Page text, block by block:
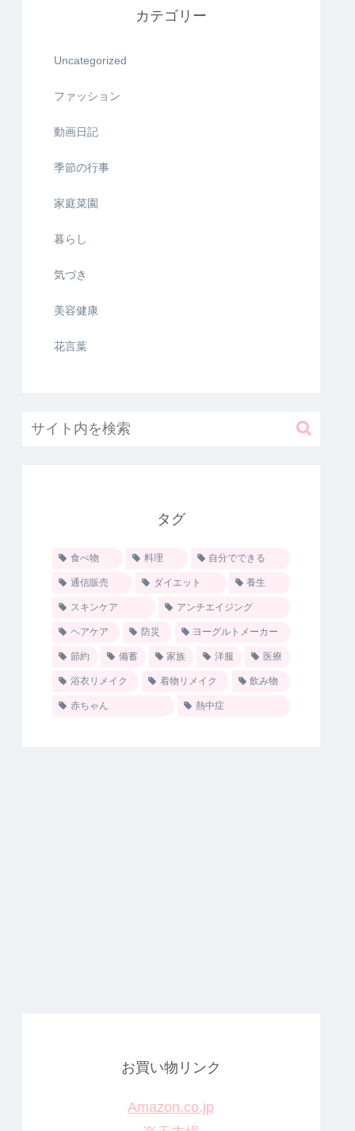
カテゴリー
Uncategorized
ファッション
動画日記
季節の行事
家庭菜園
暮らし
気づき
美容健康
花言葉
タグ
食べ物 料理 自分でできる
通信販売 ダイエット 養生
スキンケア アンチエイジング
ヘアケア 防災 ヨーグルトメーカー
節約 備蓄 家族 洋服 医療
浴衣リメイク 着物リメイク 飲み物
赤ちゃん 熱中症
お買い物リンク
Amazon.co.jp